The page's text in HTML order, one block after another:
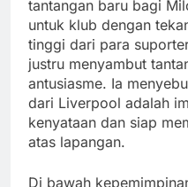
tantangan baru bagi
untuk klub dengan
tinggi dari para
justru menyambut
antusiasme. Ia
dari Liverpool adalah
kenyataan dan siap
atas lapangan.
Di bawah